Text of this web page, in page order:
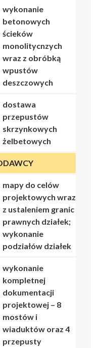
wykonanie
betonowych
ścieków
monolitycnzych
wraz z obróbką
wpustów
deszczowych
dostawa
przepustów
skrzynkowych
żelbetowych
mapy do celów
projektowych wraz
z ustaleniem granic
prawnych działek;
wykonanie
podziałów działek
wykonanie
kompletnej
dokumentacji
projektowej – 8
mostów i
wiaduktów oraz 4
przepusty